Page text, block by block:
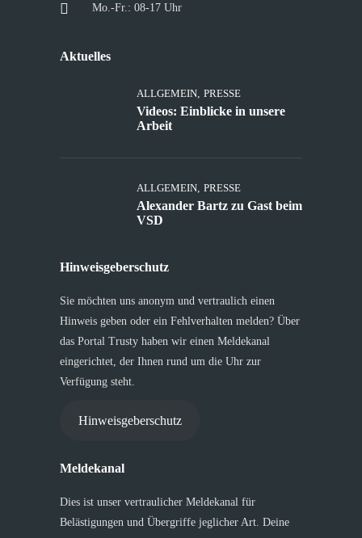
Mo.-Fr.: 08-17 Uhr
Aktuelles
ALLGEMEIN, PRESSE
Videos: Einblicke in unsere
Arbeit
ALLGEMEIN, PRESSE
Alexander Bartz zu Gast beim
VSD
Hinweisgeberschutz
Sie möchten uns anonym und vertraulich einen
Hinweis geben oder ein Fehlverhalten melden? Über
das Portal Trusty haben wir einen Meldekanal
eingerichtet, der Ihnen rund um die Uhr zur
Verfügung steht.
Hinweisgeberschutz
Meldekanal
Dies ist unser vertraulicher Meldekanal für
Belästigungen und Übergriffe jeglicher Art. Deine